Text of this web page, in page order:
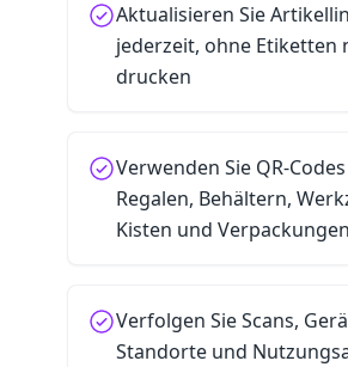
Aktualisieren Sie
jederzeit, ohne Etiketten
drucken
Verwenden Sie QR-
Regalen, Behältern,
Kisten und Verpackungen
Verfolgen Sie Scans,
Standorte und